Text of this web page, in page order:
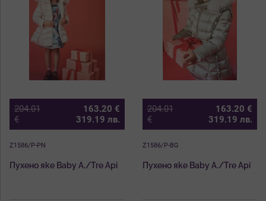
204.01
€
163.20 €
319.19 лв.
Z1586/P-PN
Пухено яке Baby A./Tre Api
204.01
€
163.20 €
319.19 лв.
Z1586/P-BG
Пухено яке Baby A./Tre Api